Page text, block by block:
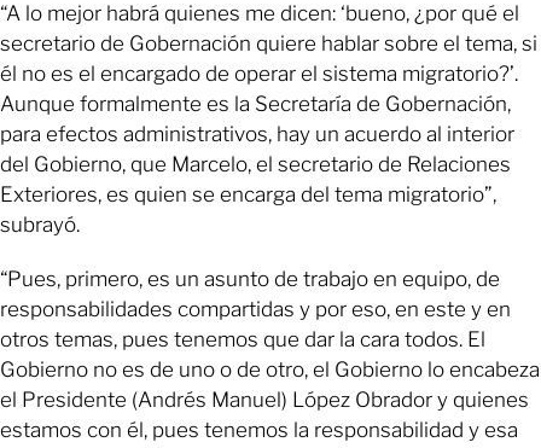
“A lo mejor habrá quienes me dicen: ‘bueno, ¿por qué el
secretario de Gobernación quiere hablar sobre el tema, si
él no es el encargado de operar el sistema migratorio?’.
Aunque formalmente es la Secretaría de Gobernación,
para efectos administrativos, hay un acuerdo al interior
del Gobierno, que Marcelo, el secretario de Relaciones
Exteriores, es quien se encarga del tema migratorio”,
subrayó.
“Pues, primero, es un asunto de trabajo en equipo, de
responsabilidades compartidas y por eso, en este y en
otros temas, pues tenemos que dar la cara todos. El
Gobierno no es de uno o de otro, el Gobierno lo encabeza
el Presidente (Andrés Manuel) López Obrador y quienes
estamos con él, pues tenemos la responsabilidad y esa